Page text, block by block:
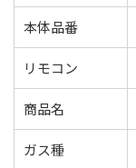
本体品番
リモコン
商品名
ガス種